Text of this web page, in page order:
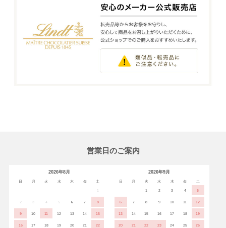
営業日のご案内
2026年8月
日 月 火 水 木 金 土
2 3 5 6 7 8
9 10 11 12 13 14 15
16 17 18 19 20 21 22
2026年9月
日 月 火 水 木 金 土
1 2 3 4 5
6 7 8 9 10 11 12
13 14 15 16 17 18 19
20 21 22 23 24 25 26